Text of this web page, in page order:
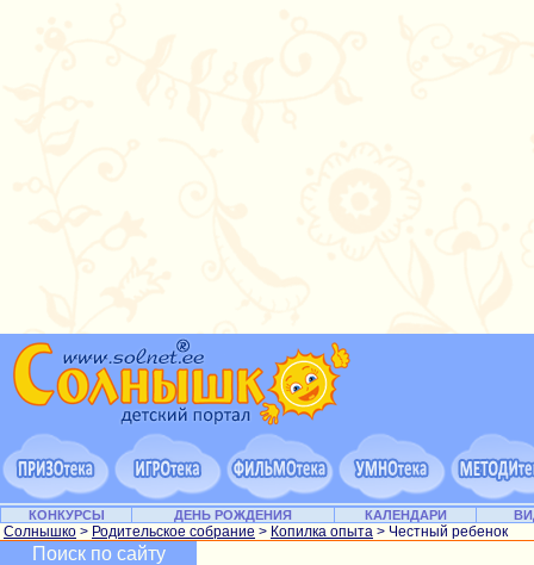
КОНКУРСЫ ДЕНЬ РОЖДЕНИЯ КАЛЕНДАРИ
Солнышко > Родительское собрание > Копилка опыта > Честный ребенок
Поиск по сайту